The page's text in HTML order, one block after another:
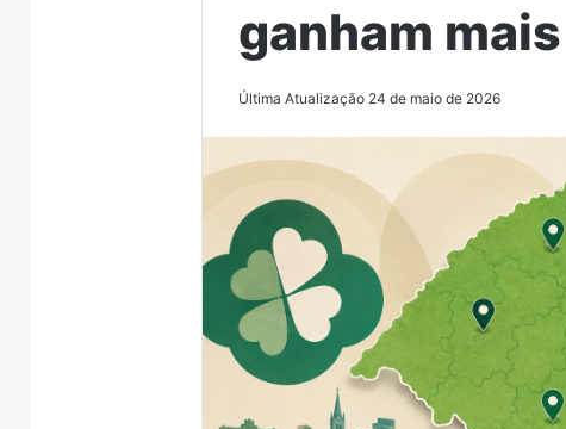
ganham
Última Atualização 24 de maio de 2026